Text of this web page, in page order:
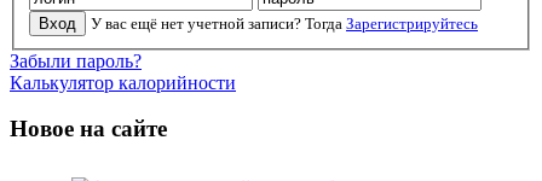
У вас ещё нет учетной записи? Тогда Зарегистрируйтесь
Забыли пароль?
Калькулятор калорийности
Новое на сайте